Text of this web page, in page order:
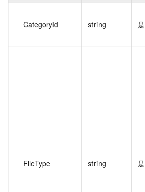
CategoryId string 是
FileType string 是